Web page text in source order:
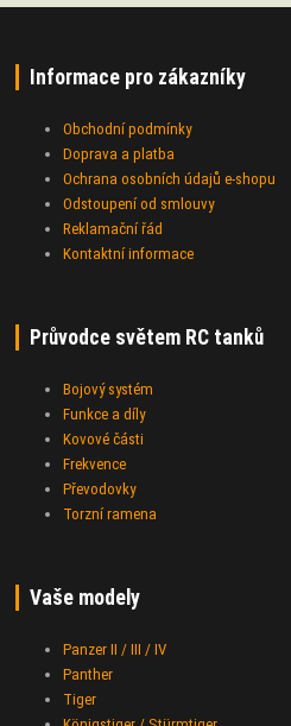
Informace pro zákazníky
Obchodní podmínky
Doprava a platba
Ochrana osobních údajů e-shopu
Odstoupení od smlouvy
Reklamační řád
Kontaktní informace
Průvodce světem RC tanků
Bojový systém
Funkce a díly
Kovové části
Frekvence
Převodovky
Torzní ramena
Vaše modely
Panzer II / III / IV
Panther
Tiger